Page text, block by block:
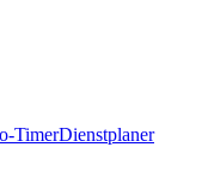
TimerDienstplaner